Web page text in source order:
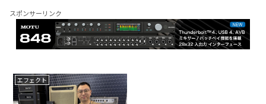
スポンサーリンク
エフェクト